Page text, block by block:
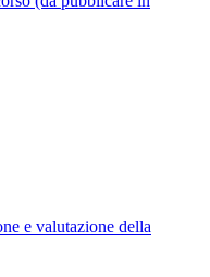
e valutazione della